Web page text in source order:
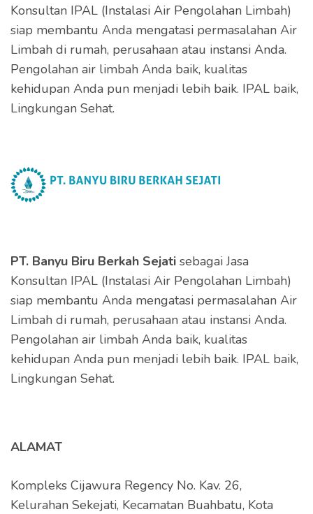
Konsultan IPAL (Instalasi Air Pengolahan Limbah)
siap membantu Anda mengatasi permasalahan Air
Limbah di rumah, perusahaan atau instansi Anda.
Pengolahan air limbah Anda baik, kualitas
kehidupan Anda pun menjadi lebih baik. IPAL baik,
Lingkungan Sehat.
PT. Banyu Biru Berkah Sejati sebagai Jasa
Konsultan IPAL (Instalasi Air Pengolahan Limbah)
siap membantu Anda mengatasi permasalahan Air
Limbah di rumah, perusahaan atau instansi Anda.
Pengolahan air limbah Anda baik, kualitas
kehidupan Anda pun menjadi lebih baik. IPAL baik,
Lingkungan Sehat.
ALAMAT
Kompleks Cijawura Regency No. Kav. 26,
Kelurahan Sekejati, Kecamatan Buahbatu, Kota